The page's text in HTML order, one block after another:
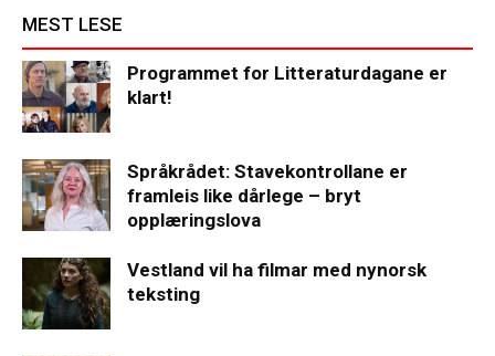
MEST LESE
Programmet for Litteraturdagane er
klart!
Språkrådet: Stavekontrollane er
framleis like dårlege – bryt
opplæringslova
Vestland vil ha filmar med nynorsk
teksting